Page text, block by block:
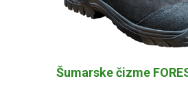
Šumarske čizme